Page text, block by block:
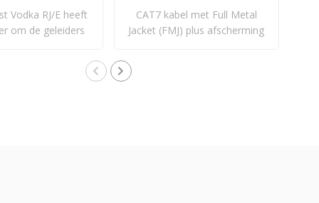
Vodka RJ/E heeft
om de geleiders
CAT7 kabel met Full Metal
Jacket (FMJ) plus afscherming